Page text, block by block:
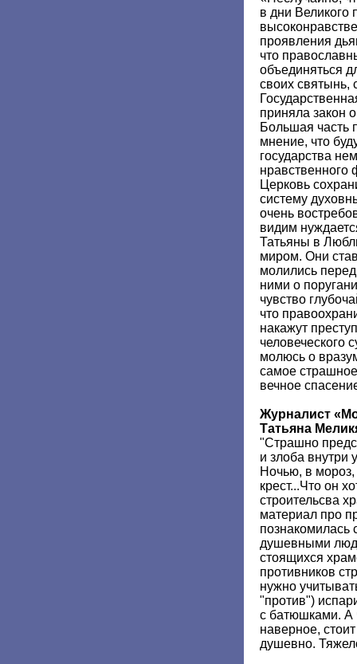
в дни Великого
проявления
что
объединяться
своих святынь,
приняла закон
Большая часть
мнение, что
государства
Церковь
систему
очень
видим
Татьяны в
миром. Они
молились
ними о
чувство
что
накажут
человеческого
молюсь о
самое
вечное
Журналист
Татьяна
"Страшно
и злоба внутри
Ночью, в мороз,
крест...Что он
строительсва
материал про
познакомилась
душевными
стоящихся
противников
нужно
"против")
с батюшками. А
наверное,
душевно.